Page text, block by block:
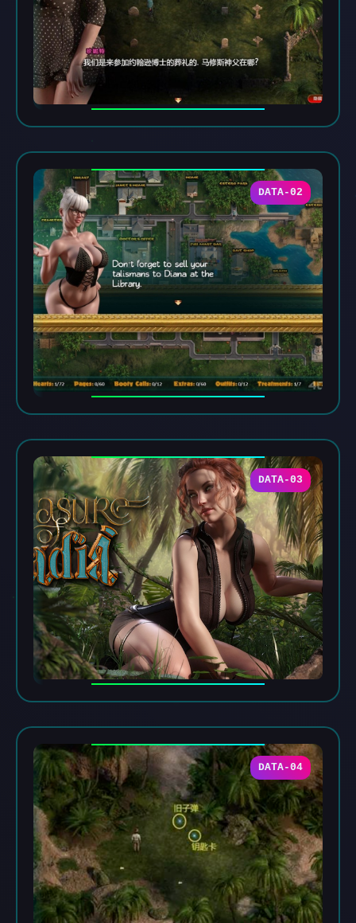
DATA-02
DATA-03
DATA-04